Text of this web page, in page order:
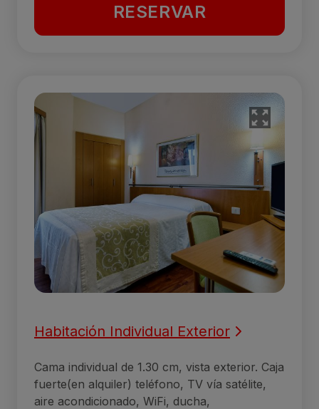
RESERVAR
Habitación Individual Exterior
Cama individual de 1.30 cm, vista exterior. Caja
fuerte(en alquiler) teléfono, TV vía satélite,
aire acondicionado, WiFi, ducha,